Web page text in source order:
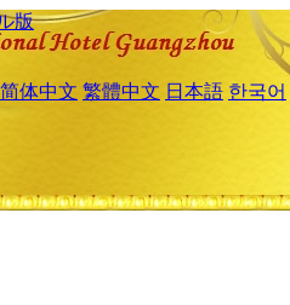
版
简体中文 繁體中文 日本語 한국어